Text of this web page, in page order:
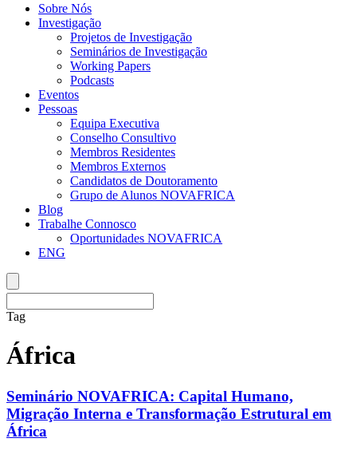
Sobre Nós
Investigação
Projetos de Investigação
Seminários de Investigação
Working Papers
Podcasts
Eventos
Pessoas
Equipa Executiva
Conselho Consultivo
Membros Residentes
Membros Externos
Candidatos de Doutoramento
Grupo de Alunos NOVAFRICA
Blog
Trabalhe Connosco
Oportunidades NOVAFRICA
ENG
Tag
África
Seminário NOVAFRICA: Capital Humano,
Migração Interna e Transformação Estrutural em
África